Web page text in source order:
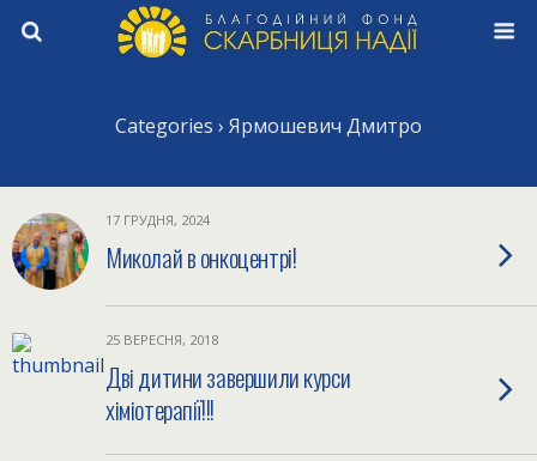
Categories › Ярмошевич Дмитро
17 ГРУДНЯ, 2024
Миколай в онкоцентрі!
25 ВЕРЕСНЯ, 2018
Дві дитини завершили курси
хіміотерапії!!!